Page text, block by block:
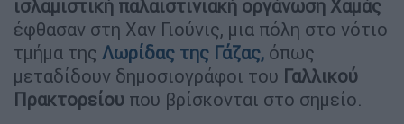
ισλαμιστική παλαιστινιακή οργάνωση Χαμάς
έφθασαν στη Χαν Γιούνις, μια πόλη στο νότιο
τμήμα της Λωρίδας της Γάζας, όπως
μεταδίδουν δημοσιογράφοι του Γαλλικού
Πρακτορείου που βρίσκονται στο σημείο.